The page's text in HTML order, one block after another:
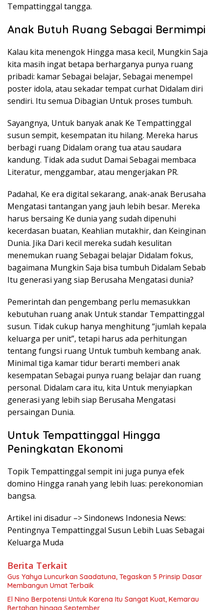
Tempattinggal tangga.
Anak Butuh Ruang Sebagai Bermimpi
Kalau kita menengok Hingga masa kecil, Mungkin Saja
kita masih ingat betapa berharganya punya ruang
pribadi: kamar Sebagai belajar, Sebagai menempel
poster idola, atau sekadar tempat curhat Didalam diri
sendiri. Itu semua Dibagian Untuk proses tumbuh.
Sayangnya, Untuk banyak anak Ke Tempattinggal
susun sempit, kesempatan itu hilang. Mereka harus
berbagi ruang Didalam orang tua atau saudara
kandung. Tidak ada sudut Damai Sebagai membaca
Literatur, menggambar, atau mengerjakan PR.
Padahal, Ke era digital sekarang, anak-anak Berusaha
Mengatasi tantangan yang jauh lebih besar. Mereka
harus bersaing Ke dunia yang sudah dipenuhi
kecerdasan buatan, Keahlian mutakhir, dan Keinginan
Dunia. Jika Dari kecil mereka sudah kesulitan
menemukan ruang Sebagai belajar Didalam fokus,
bagaimana Mungkin Saja bisa tumbuh Didalam Sebab
Itu generasi yang siap Berusaha Mengatasi dunia?
Pemerintah dan pengembang perlu memasukkan
kebutuhan ruang anak Untuk standar Tempattinggal
susun. Tidak cukup hanya menghitung “jumlah kepala
keluarga per unit”, tetapi harus ada perhitungan
tentang fungsi ruang Untuk tumbuh kembang anak.
Minimal tiga kamar tidur berarti memberi anak
kesempatan Sebagai punya ruang belajar dan ruang
personal. Didalam cara itu, kita Untuk menyiapkan
generasi yang lebih siap Berusaha Mengatasi
persaingan Dunia.
Untuk Tempattinggal Hingga
Peningkatan Ekonomi
Topik Tempattinggal sempit ini juga punya efek
domino Hingga ranah yang lebih luas: perekonomian
bangsa.
Artikel ini disadur –> Sindonews Indonesia News:
Pentingnya Tempattinggal Susun Lebih Luas Sebagai
Keluarga Muda
Berita Terkait
Gus Yahya Luncurkan Saadatuna, Tegaskan 5 Prinsip Dasar
Membangun Umat Terbaik
El Nino Berpotensi Untuk Karena Itu Sangat Kuat, Kemarau
Bertahan hingga September